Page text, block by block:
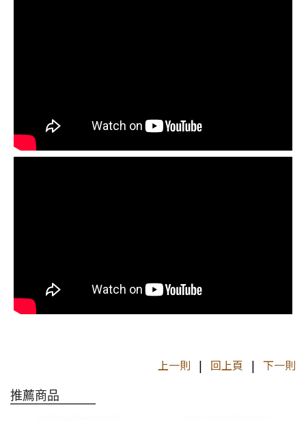
上一則 | 回上頁 | 下一則
推薦商品